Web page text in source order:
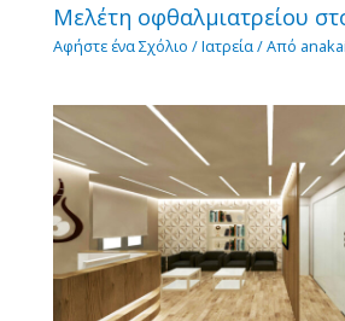
Μελέτη οφθαλμιατρείου
Αφήστε ένα Σχόλιο /Ιατρεία/ Από